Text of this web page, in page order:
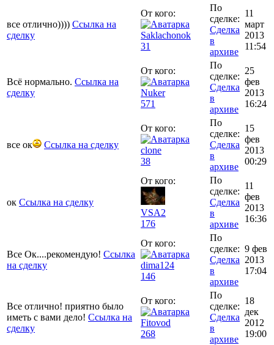
все отлично)))) Ссылка на
сделку
От кого:
Saklachonok
31
По
сделке:
Сделка
в
архиве
11
март
2013
11:54
Всё нормально. Ссылка на
сделку
От кого:
Nuker
571
По
сделке:
Сделка
в
архиве
25
фев
2013
16:24
все ок Ссылка на сделку
От кого:
clone
38
По
сделке:
Сделка
в
архиве
15
фев
2013
00:29
ок Ссылка на сделку
От кого:
VSA2
176
По
сделке:
Сделка
в
архиве
11
фев
2013
16:36
Все Ок....рекомендую! Ссылка
на сделку
От кого:
dima124
146
По
сделке:
Сделка
в
архиве
9 фев
2013
17:04
Все отлично! приятно было
иметь с вами дело! Ссылка на
сделку
От кого:
Fitovod
268
По
сделке:
Сделка
в
архиве
18
дек
2012
19:00